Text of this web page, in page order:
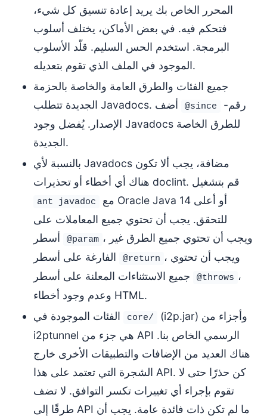
المحرر الخاص بك يريد إعادة تنسيق كل شيء،
فتحكم فيه. في بعض الأماكن، يختلف أسلوب
البرمجة. استخدم الحس السليم. قلّد الأسلوب
الموجود في الملف الذي تقوم بتعديله.
جميع الفئات والطرق العامة والخاصة بالحزمة
@since
الإصدار. يُفضل وجود Javadocs للطرق الخاصة
الجديدة.
بالنسبة لأي Javadocs مضافة، يجب ألا تكون
هناك أي أخطاء أو تحذيرات doclint. قم بتشغيل
ant javadoc
للتحقق. يجب أن تحتوي جميع المعاملات على
@param ، ويجب أن تحتوي جميع الطرق غير
@return ، ويجب أن تحتوي
@throws ،
وعدم وجود أخطاء HTML.
core/
(i2p.jar) وأجزاء من
i2ptunnel هي جزء من API الرسمي الخاص بنا.
هناك العديد من الإضافات والتطبيقات الأخرى خارج
الشجرة التي تعتمد على هذا API. كن حذرًا حتى لا
تقوم بإجراء أي تغييرات تكسر التوافق. لا تضف
طرقًا إلى API ما لم تكن ذات فائدة عامة. يجب أن